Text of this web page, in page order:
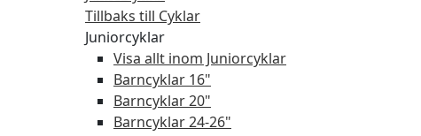
Tillbaks till Cyklar
Juniorcyklar
Visa allt inom Juniorcyklar
Barncyklar 16"
Barncyklar 20"
Barncyklar 24-26"